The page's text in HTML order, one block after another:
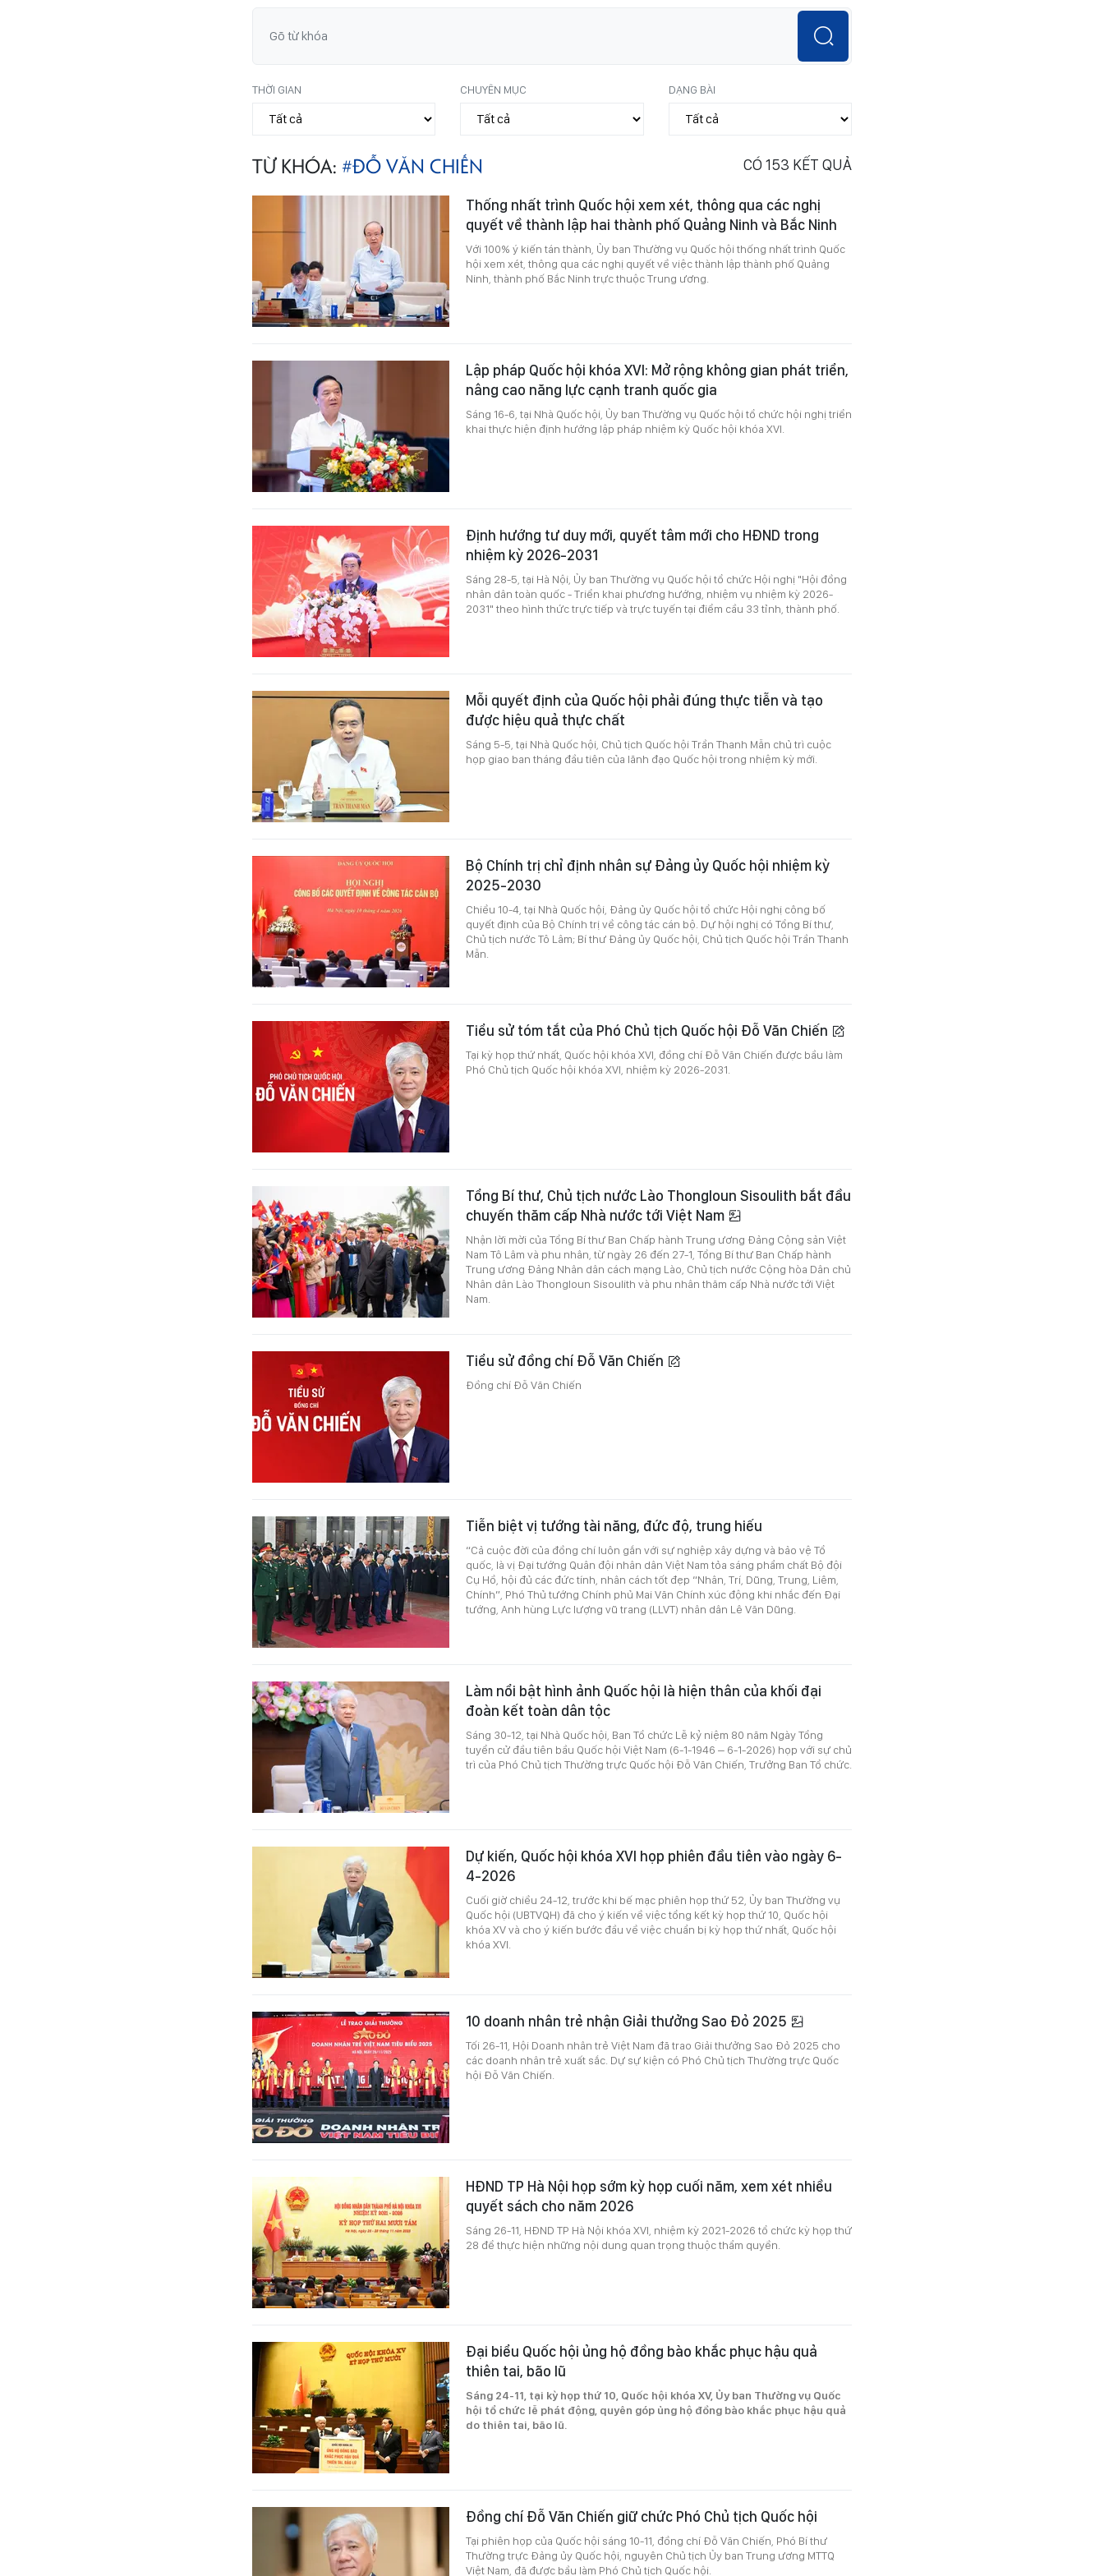
THỜI GIAN CHUYÊN MỤC DẠNG BÀI
TỪ KHÓA: #ĐỖ VĂN CHIẾN CÓ 153 KẾT QUẢ
Thống nhất trình Quốc hội xem xét, thông qua các nghị
quyết về thành lập hai thành phố Quảng Ninh và Bắc Ninh
Với 100% ý kiến tán thành, Ủy ban Thường vụ Quốc hội thống nhất trình Quốc
hội xem xét, thông qua các nghị quyết về việc thành lập thành phố Quảng
Ninh, thành phố Bắc Ninh trực thuộc Trung ương.
Lập pháp Quốc hội khóa XVI: Mở rộng không gian phát triển,
nâng cao năng lực cạnh tranh quốc gia
Sáng 16-6, tại Nhà Quốc hội, Ủy ban Thường vụ Quốc hội tổ chức hội nghị triển
khai thực hiện định hướng lập pháp nhiệm kỳ Quốc hội khóa XVI.
Định hướng tư duy mới, quyết tâm mới cho HĐND trong
nhiệm kỳ 2026-2031
Sáng 28-5, tại Hà Nội, Ủy ban Thường vụ Quốc hội tổ chức Hội nghị "Hội đồng
nhân dân toàn quốc - Triển khai phương hướng, nhiệm vụ nhiệm kỳ 2026-
2031" theo hình thức trực tiếp và trực tuyến tại điểm cầu 33 tỉnh, thành phố.
Mỗi quyết định của Quốc hội phải đúng thực tiễn và tạo
được hiệu quả thực chất
Sáng 5-5, tại Nhà Quốc hội, Chủ tịch Quốc hội Trần Thanh Mẫn chủ trì cuộc
họp giao ban tháng đầu tiên của lãnh đạo Quốc hội trong nhiệm kỳ mới.
Bộ Chính trị chỉ định nhân sự Đảng ủy Quốc hội nhiệm kỳ
2025-2030
Chiều 10-4, tại Nhà Quốc hội, Đảng ủy Quốc hội tổ chức Hội nghị công bố
quyết định của Bộ Chính trị về công tác cán bộ. Dự hội nghị có Tổng Bí thư,
Chủ tịch nước Tô Lâm; Bí thư Đảng ủy Quốc hội, Chủ tịch Quốc hội Trần Thanh
Mẫn.
Tiểu sử tóm tắt của Phó Chủ tịch Quốc hội Đỗ Văn Chiến
Tại kỳ họp thứ nhất, Quốc hội khóa XVI, đồng chí Đỗ Văn Chiến được bầu làm
Phó Chủ tịch Quốc hội khóa XVI, nhiệm kỳ 2026-2031.
Tổng Bí thư, Chủ tịch nước Lào Thongloun Sisoulith bắt đầu
chuyến thăm cấp Nhà nước tới Việt Nam
Nhận lời mời của Tổng Bí thư Ban Chấp hành Trung ương Đảng Cộng sản Việt
Nam Tô Lâm và phu nhân, từ ngày 26 đến 27-1, Tổng Bí thư Ban Chấp hành
Trung ương Đảng Nhân dân cách mạng Lào, Chủ tịch nước Cộng hòa Dân chủ
Nhân dân Lào Thongloun Sisoulith và phu nhân thăm cấp Nhà nước tới Việt
Nam.
Tiểu sử đồng chí Đỗ Văn Chiến
Đồng chí Đỗ Văn Chiến
Tiễn biệt vị tướng tài năng, đức độ, trung hiếu
“Cả cuộc đời của đồng chí luôn gắn với sự nghiệp xây dựng và bảo vệ Tổ
quốc, là vị Đại tướng Quân đội nhân dân Việt Nam tỏa sáng phẩm chất Bộ đội
Cụ Hồ, hội đủ các đức tính, nhân cách tốt đẹp “Nhân, Trí, Dũng, Trung, Liêm,
Chính”, Phó Thủ tướng Chính phủ Mai Văn Chính xúc động khi nhắc đến Đại
tướng, Anh hùng Lực lượng vũ trang (LLVT) nhân dân Lê Văn Dũng.
Làm nổi bật hình ảnh Quốc hội là hiện thân của khối đại
đoàn kết toàn dân tộc
Sáng 30-12, tại Nhà Quốc hội, Ban Tổ chức Lễ kỷ niệm 80 năm Ngày Tổng
tuyển cử đầu tiên bầu Quốc hội Việt Nam (6-1-1946 – 6-1-2026) họp với sự chủ
trì của Phó Chủ tịch Thường trực Quốc hội Đỗ Văn Chiến, Trưởng Ban Tổ chức.
Dự kiến, Quốc hội khóa XVI họp phiên đầu tiên vào ngày 6-
4-2026
Cuối giờ chiều 24-12, trước khi bế mạc phiên họp thứ 52, Ủy ban Thường vụ
Quốc hội (UBTVQH) đã cho ý kiến về việc tổng kết kỳ họp thứ 10, Quốc hội
khóa XV và cho ý kiến bước đầu về việc chuẩn bị kỳ họp thứ nhất, Quốc hội
khóa XVI.
10 doanh nhân trẻ nhận Giải thưởng Sao Đỏ 2025
Tối 26-11, Hội Doanh nhân trẻ Việt Nam đã trao Giải thưởng Sao Đỏ 2025 cho
các doanh nhân trẻ xuất sắc. Dự sự kiện có Phó Chủ tịch Thường trực Quốc
hội Đỗ Văn Chiến.
HĐND TP Hà Nội họp sớm kỳ họp cuối năm, xem xét nhiều
quyết sách cho năm 2026
Sáng 26-11, HĐND TP Hà Nội khóa XVI, nhiệm kỳ 2021-2026 tổ chức kỳ họp thứ
28 để thực hiện những nội dung quan trọng thuộc thẩm quyền.
Đại biểu Quốc hội ủng hộ đồng bào khắc phục hậu quả
thiên tai, bão lũ
Sáng 24-11, tại kỳ họp thứ 10, Quốc hội khóa XV, Ủy ban Thường vụ Quốc
hội tổ chức lễ phát động, quyên góp ủng hộ đồng bào khắc phục hậu quả
do thiên tai, bão lũ.
Đồng chí Đỗ Văn Chiến giữ chức Phó Chủ tịch Quốc hội
Tại phiên họp của Quốc hội sáng 10-11, đồng chí Đỗ Văn Chiến, Phó Bí thư
Thường trực Đảng ủy Quốc hội, nguyên Chủ tịch Ủy ban Trung ương MTTQ
Việt Nam, đã được bầu làm Phó Chủ tịch Quốc hội.